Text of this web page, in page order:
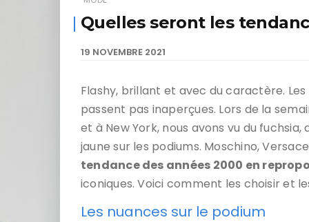
Quelles seront les
19 NOVEMBRE 2021
Flashy, brillant et avec du caractère.
passent pas inaperçues. Lors de la
et à New York, nous avons vu du
jaune sur les podiums. Moschino,
tendance des années 2000 en
iconiques. Voici comment les choisir et
Les nuances sur le podium